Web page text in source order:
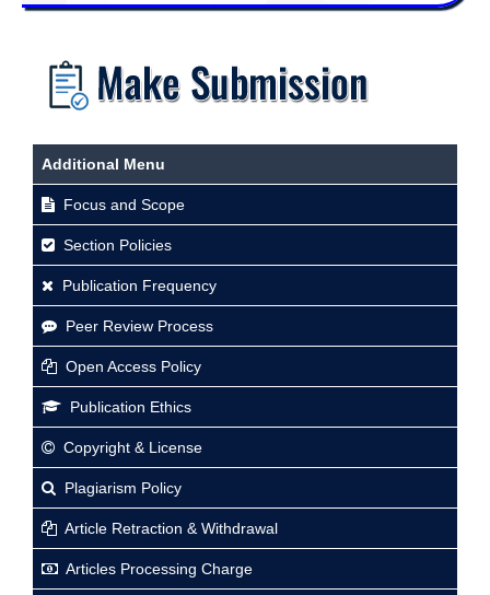
Additional Menu
Focus and Scope
Section Policies
Publication Frequency
Peer Review Process
Open Access Policy
Publication Ethics
Copyright & License
Plagiarism Policy
Article Retraction & Withdrawal
Articles Processing Charge